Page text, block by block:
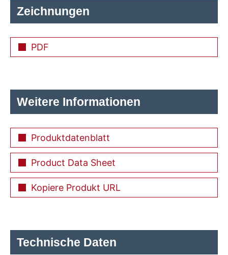
Zeichnungen
PDF
Weitere Informationen
Produktdatenblatt
Product Data Sheet
Kopiere Produkt URL
Technische Daten